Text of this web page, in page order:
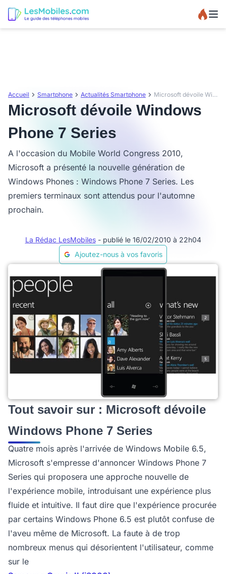
Accueil Smartphone Actualités Smartphone Microsoft dévoile Windows Phone 7 Series
Microsoft dévoile Windows
Phone 7 Series
A l'occasion du Mobile World Congress 2010,
Microsoft a présenté la nouvelle génération de
Windows Phones : Windows Phone 7 Series. Les
premiers terminaux sont attendus pour l'automne
prochain.
La Rédac LesMobiles - publié le 16/02/2010 à 22h04
Ajoutez-nous à vos favoris
Tout savoir sur : Microsoft dévoile
Windows Phone 7 Series
Quatre mois après l'arrivée de Windows Mobile 6.5,
Microsoft s'empresse d'annoncer Windows Phone 7
Series qui proposera une approche nouvelle de
l'expérience mobile, introduisant une expérience plus
fluide et intuitive. Il faut dire que l'expérience procurée
par certains Windows Phone 6.5 est plutôt confuse de
l'aveu même de Microsoft. La faute à de trop
nombreux menus qui désorientent l'utilisateur, comme
sur le